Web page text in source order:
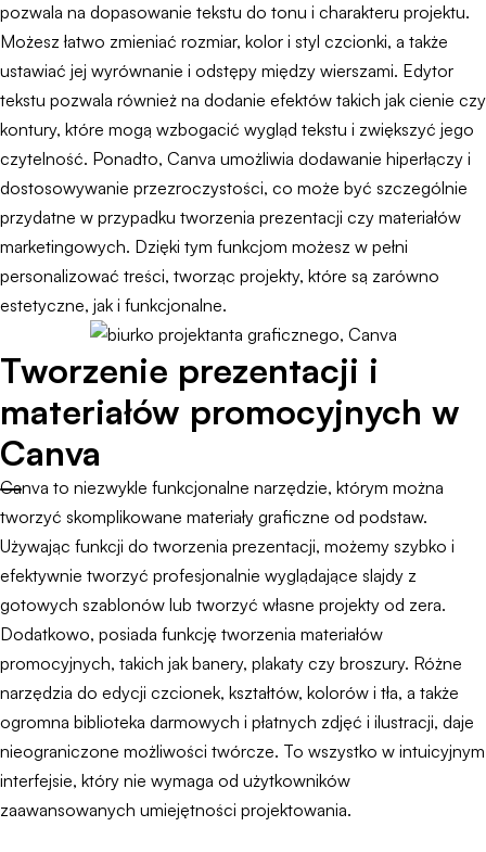
pozwala na dopasowanie tekstu do tonu i charakteru projektu.
Możesz łatwo zmieniać rozmiar, kolor i styl czcionki, a także
ustawiać jej wyrównanie i odstępy między wierszami. Edytor
tekstu pozwala również na dodanie efektów takich jak cienie czy
kontury, które mogą wzbogacić wygląd tekstu i zwiększyć jego
czytelność. Ponadto, Canva umożliwia dodawanie hiperłączy i
dostosowywanie przezroczystości, co może być szczególnie
przydatne w przypadku tworzenia prezentacji czy materiałów
marketingowych. Dzięki tym funkcjom możesz w pełni
personalizować treści, tworząc projekty, które są zarówno
estetyczne, jak i funkcjonalne.
Tworzenie prezentacji i
materiałów promocyjnych w
Canva
Canva to niezwykle funkcjonalne narzędzie, którym można
tworzyć skomplikowane materiały graficzne od podstaw.
Używając funkcji do tworzenia prezentacji, możemy szybko i
efektywnie tworzyć profesjonalnie wyglądające slajdy z
gotowych szablonów lub tworzyć własne projekty od zera.
Dodatkowo, posiada funkcję tworzenia materiałów
promocyjnych, takich jak banery, plakaty czy broszury. Różne
narzędzia do edycji czcionek, kształtów, kolorów i tła, a także
ogromna biblioteka darmowych i płatnych zdjęć i ilustracji, daje
nieograniczone możliwości twórcze. To wszystko w intuicyjnym
interfejsie, który nie wymaga od użytkowników
zaawansowanych umiejętności projektowania.